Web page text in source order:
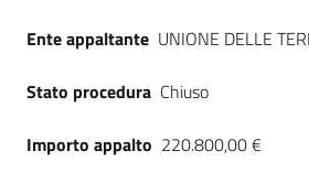
Ente appaltante UNIONE DELLE
Stato procedura Chiuso
Importo appalto 220.800,00 €